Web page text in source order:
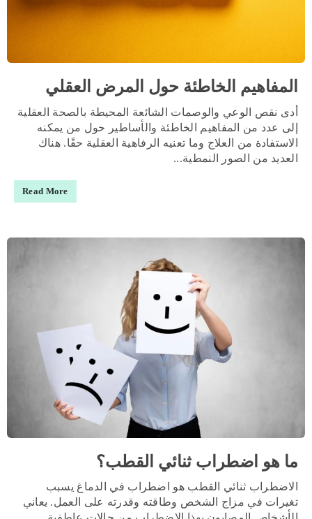
المفاهيم الخاطئة حول المرض العقلي
أدى نقص الوعي والوصمات الشائعة المحيطة بالصحة العقلية
إلى عدد من المفاهيم الخاطئة والأساطير حول من يمكنه
الاستفادة من العلاج وما تعنيه الرفاهية العقلية حقًا. هناك
العديد من الصور النمطية...
Read More
ما هو اضطراب ثنائي القطب؟
الاضطراب ثنائي القطب هو اضطراب في الدماغ يسبب
تغيرات في مزاج الشخص وطاقته وقدرته على العمل. يعاني